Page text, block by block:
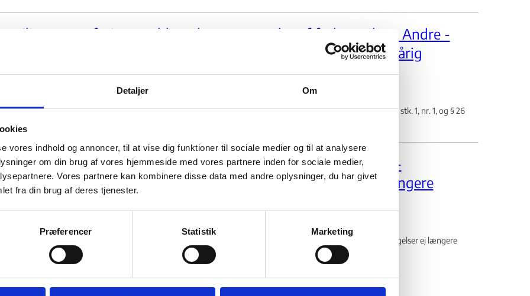
Detaljer Om
vores indhold og annoncer, til at vise dig funktioner til sociale medier og til at analysere
om din brug af vores hjemmeside med vores partnere inden for sociale medier,
Vores partnere kan kombinere disse data med andre oplysninger, du har givet
fra din brug af deres tjenester.
Præferencer Statistik Marketing
links
forlængelse - Flere links
Familiesammenføring– Inddragelse og nægtelse af forlængelse - Andre -
Samvær – Betingelser ej længere til stede – Samvær med mindreårig
barn
Stadfæstelse
stadfæstede i september 2024 Udlændingestyrelsens afgørelse efter udlændingelovens § 19, stk. 1, nr. 1, og § 26
vedrørende inddragelse af opholdstilladelsen for en statsborger fra...
- Inddragelse og nægtelse af forlængelse -
- Samlivsophævelse - Betingelser ej længere
Udlændingenævnets afgørelse af 21. marts 2024 – Inddragelse eller nægtelse af forlængelse - Inddragelse - Betingelser ej længere
omgjorde i marts 2024 Udlændingestyrels...